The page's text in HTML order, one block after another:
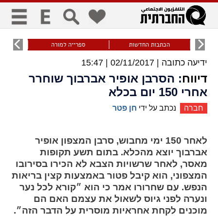
כללי
visibility_off
keyboard
זום
התרחק התקרב
גופנים
remove_circle_outline
Decrease font
add_circle_outline
Increase font
הכתבות החדשות ספרייה למורה עוני
ידיעה כתובה |02/11/2017 | 15:47
דיווח: הסרבן אופיר אברבוך שוחרר
אחרי 150 יום בכלא
חברה נכתב על ידי חן פטר
לאחר 150 ימי מחבוש, סרבן המצפון אופיר
אברבוך יוצא מהכלא. בתום תשע תקופות
מאסר, לאחר שרשויות הצבא לא הכירו בסירובו
המצפוני, הוא קיבל פטור באמצעות קצין בריאות
הנפש. עם שחרורו אמר כי הוא ״קורא לכל נער
ונערה לפני גיוס לשאול את עצמם האם הם
מוכנים לקחת אחראיות מוסרית על הדבר הזה״.